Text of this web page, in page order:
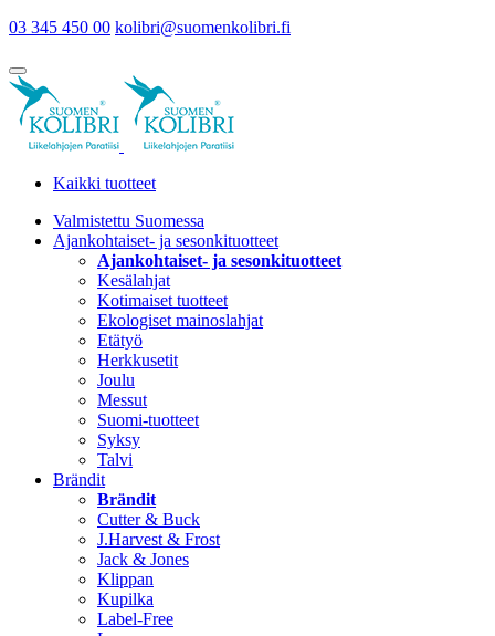
03 345 450 00 kolibri@suomenkolibri.fi
Kaikki tuotteet
Valmistettu Suomessa
Ajankohtaiset- ja sesonkituotteet
Ajankohtaiset- ja sesonkituotteet
Kesälahjat
Kotimaiset tuotteet
Ekologiset mainoslahjat
Etätyö
Herkkusetit
Joulu
Messut
Suomi-tuotteet
Syksy
Talvi
Brändit
Brändit
Cutter & Buck
J.Harvest & Frost
Jack & Jones
Klippan
Kupilka
Label-Free